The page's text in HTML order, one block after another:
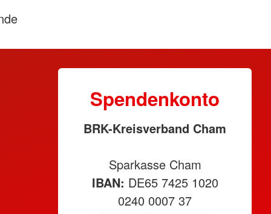
Spendenkonto
BRK-Kreisverband Cham
Sparkasse Cham
IBAN: DE65 7425 1020
0240 0007 37